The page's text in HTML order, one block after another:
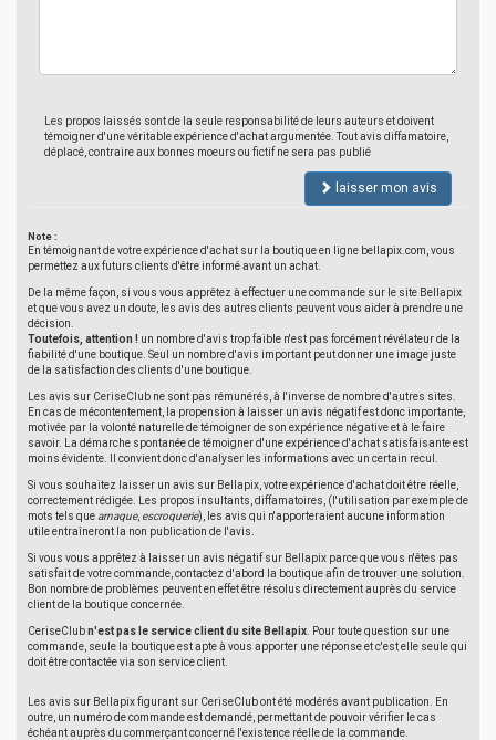
Les propos laissés sont de la seule responsabilité de leurs auteurs et doivent
témoigner d'une véritable expérience d'achat argumentée. Tout avis diffamatoire,
déplacé, contraire aux bonnes moeurs ou fictif ne sera pas publié
laisser mon avis
Note :
En témoignant de votre expérience d'achat sur la boutique en ligne bellapix.com, vous
permettez aux futurs clients d'être informé avant un achat.
De la même façon, si vous vous apprêtez à effectuer une commande sur le site Bellapix
et que vous avez un doute, les avis des autres clients peuvent vous aider à prendre une
décision.
Toutefois, attention ! un nombre d'avis trop faible n'est pas forcément révélateur de la
fiabilité d'une boutique. Seul un nombre d'avis important peut donner une image juste
de la satisfaction des clients d'une boutique.
Les avis sur CeriseClub ne sont pas rémunérés, à l'inverse de nombre d'autres sites.
En cas de mécontentement, la propension à laisser un avis négatif est donc importante,
motivée par la volonté naturelle de témoigner de son expérience négative et à le faire
savoir. La démarche spontanée de témoigner d'une expérience d'achat satisfaisante est
moins évidente. Il convient donc d'analyser les informations avec un certain recul.
Si vous souhaitez laisser un avis sur Bellapix, votre expérience d'achat doit être réelle,
correctement rédigée. Les propos insultants, diffamatoires, (l'utilisation par exemple de
mots tels que arnaque, escroquerie), les avis qui n'apporteraient aucune information
utile entraîneront la non publication de l'avis.
Si vous vous apprêtez à laisser un avis négatif sur Bellapix parce que vous n'êtes pas
satisfait de votre commande, contactez d'abord la boutique afin de trouver une solution.
Bon nombre de problèmes peuvent en effet être résolus directement auprès du service
client de la boutique concernée.
CeriseClubn'est pas le service client du site Bellapix . Pour toute question sur une
commande, seule la boutique est apte à vous apporter une réponse et c'est elle seule qui
doit être contactée via son service client.
Les avis sur Bellapix figurant sur CeriseClub ont été modérés avant publication. En
outre, un numéro de commande est demandé, permettant de pouvoir vérifier le cas
échéant auprès du commerçant concerné l'existence réelle de la commande.